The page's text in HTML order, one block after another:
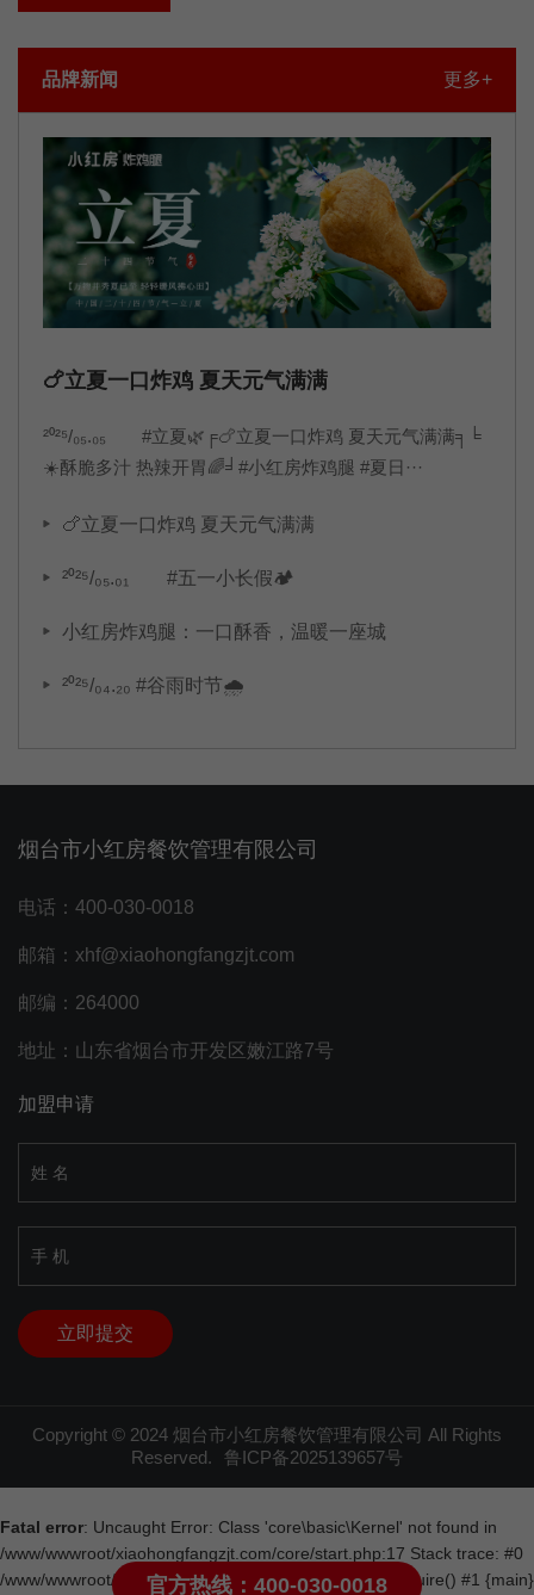
品牌新闻 更多+
🍗立夏一口炸鸡 夏天元气满满
²⁰²⁵/₀₅.₀₅ #立夏🌿╒🍗立夏一口炸鸡 夏天元气满满╕╘
☀️酥脆多汁 热辣开胃🌈╛#小红房炸鸡腿 #夏日···
🍗立夏一口炸鸡 夏天元气满满
²⁰²⁵/₀₅.₀₁ #五一小长假🏕️
小红房炸鸡腿：一口酥香，温暖一座城
²⁰²⁵/₀₄.₂₀ #谷雨时节🌧
烟台市小红房餐饮管理有限公司
电话：400-030-0018
邮箱：xhf@xiaohongfangzjt.com
邮编：264000
地址：山东省烟台市开发区嫩江路7号
加盟申请
Copyright © 2024 烟台市小红房餐饮管理有限公司 All Rights
Reserved.
鲁ICP备2025139657号
官方热线：400-030-0018
Fatal error: Uncaught Error: Class 'core\basic\Kernel' not found in
/www/wwwroot/xiaohongfangzjt.com/core/start.php:17 Stack trace: #0
/www/wwwroot/xiaohongfangzjt.com/index.php(23): require() #1 {main}